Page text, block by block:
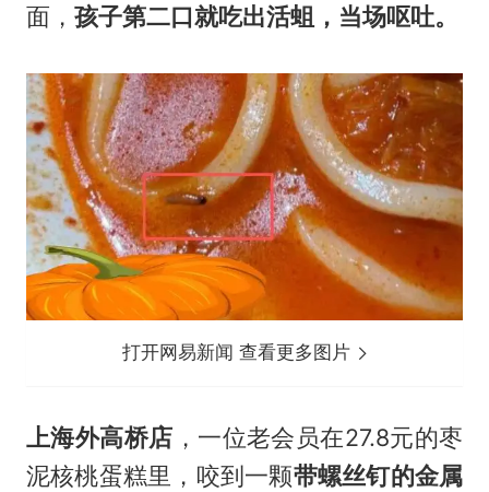
面， 孩子第二口就吃出活蛆，当场呕吐。
打开网易新闻 查看更多图片
上海外高桥店 ，一位老会员在27.8元的枣
泥核桃蛋糕里，咬到一颗带螺丝钉的金属